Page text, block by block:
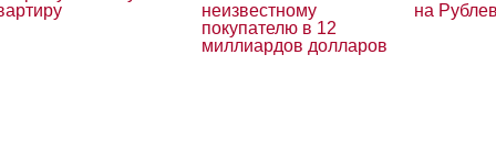
неизвестному
покупателю в 12
миллиардов долларов
на